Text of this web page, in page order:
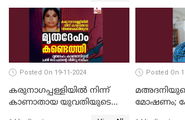
Posted On 19-11-2024
കരുനാഗപ്പള്ളിയില്‍ നിന്ന്
കാണാതായ യുവതിയുടെ
Posted On
മഅദനിയുടെ
മോഷണം;